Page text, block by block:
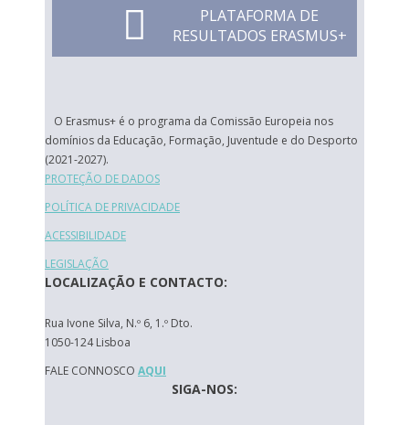
PLATAFORMA DE
RESULTADOS ERASMUS+
O Erasmus+ é o programa da Comissão Europeia nos
domínios da Educação, Formação, Juventude e do Desporto
(2021-2027).
PROTEÇÃO DE DADOS
POLÍTICA DE PRIVACIDADE
ACESSIBILIDADE
LEGISLAÇÃO
LOCALIZAÇÃO E CONTACTO:
Rua Ivone Silva, N.º 6, 1.º Dto.
1050-124 Lisboa
FALE CONNOSCO AQUI
SIGA-NOS: